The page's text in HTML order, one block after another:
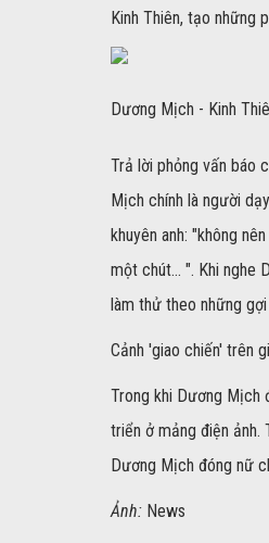
Kinh Thiên, tạo những
Dương Mịch - Kinh
Trả lời phỏng vấn báo
Mịch chính là người
khuyên anh: "không
một chút... ". Khi nghe
làm thử theo những
Cảnh 'giao chiến' trên
Trong khi Dương Mịch
triển ở mảng điện ảnh.
Dương Mịch đóng nữ
Ảnh: News